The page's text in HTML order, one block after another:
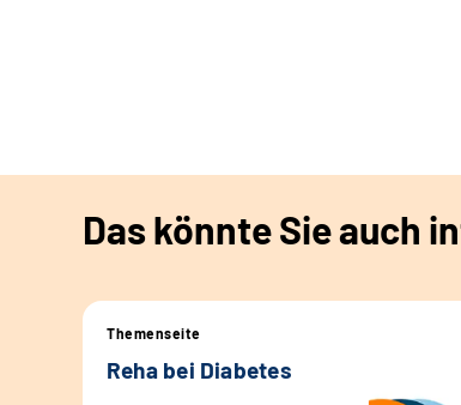
Das könnte Sie auch
Themenseite
Reha bei Diabetes